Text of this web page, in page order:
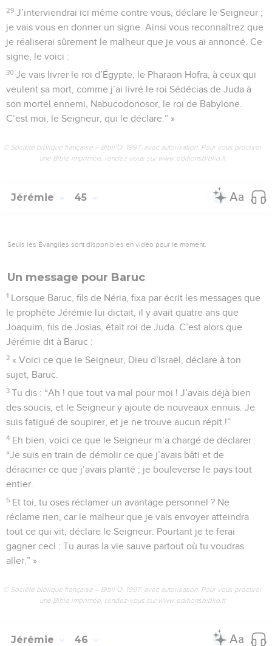
29 J’interviendrai ici même contre vous, déclare le Seigneur ;
je vais vous en donner un signe. Ainsi vous reconnaîtrez que
je réaliserai sûrement le malheur que je vous ai annoncé. Ce
signe, le voici :
30 Je vais livrer le roi d’Égypte, le Pharaon Hofra, à ceux qui
veulent sa mort, comme j’ai livré le roi Sédécias de Juda à
son mortel ennemi, Nabucodonosor, le roi de Babylone.
C’est moi, le Seigneur, qui le déclare.” »
© Société biblique française – Bibli’O, 1997, avec autorisation. Pour vous procurer
une Bible imprimée, rendez-vous sur www.editionsbiblio.fr
Jérémie 45
Seuls les Évangiles sont disponibles en vidéo pour le moment.
Un message pour Baruc
1 Lorsque Baruc, fils de Néria, fixa par écrit les messages que
le prophète Jérémie lui dictait, il y avait quatre ans que
Joaquim, fils de Josias, était roi de Juda. C’est alors que
Jérémie dit à Baruc :
2 « Voici ce que le Seigneur, Dieu d’Israël, déclare à ton
sujet, Baruc.
3 Tu dis : “Ah ! que tout va mal pour moi ! J’avais déjà bien
des soucis, et le Seigneur y ajoute de nouveaux ennuis. Je
suis fatigué de soupirer, et je ne trouve aucun répit !”
4 Eh bien, voici ce que le Seigneur m’a chargé de déclarer :
“Je suis en train de démolir ce que j’avais bâti et de
déraciner ce que j’avais planté ; je bouleverse le pays tout
entier.
5 Et toi, tu oses réclamer un avantage personnel ? Ne
réclame rien, car le malheur que je vais envoyer atteindra
tout ce qui vit, déclare le Seigneur. Pourtant je te ferai
gagner ceci : Tu auras la vie sauve partout où tu voudras
aller.” »
© Société biblique française – Bibli’O, 1997, avec autorisation. Pour vous procurer
une Bible imprimée, rendez-vous sur www.editionsbiblio.fr
Jérémie 46